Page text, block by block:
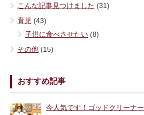
こんな記事見つけました (31)
育児 (43)
子供に食べさせたい (8)
その他 (15)
おすすめ記事
今人気です！ゴッドクリーナー